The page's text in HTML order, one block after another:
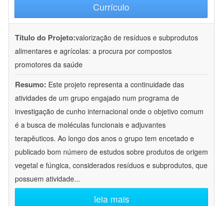
Currículo
Título do Projeto:valorização de resíduos e subprodutos
alimentares e agrícolas: a procura por compostos
promotores da saúde
Resumo: Este projeto representa a continuidade das
atividades de um grupo engajado num programa de
investigação de cunho internacional onde o objetivo comum
é a busca de moléculas funcionais e adjuvantes
terapêuticos. Ao longo dos anos o grupo tem encetado e
publicado bom número de estudos sobre produtos de origem
vegetal e fúngica, considerados resíduos e subprodutos, que
possuem atividade...
leia mais